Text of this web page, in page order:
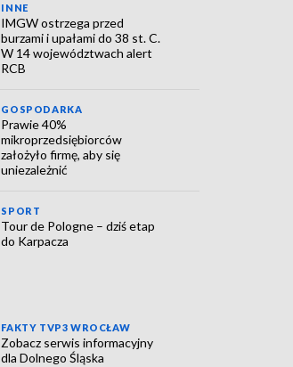
INNE
IMGW ostrzega przed
burzami i upałami do 38 st. C.
W 14 województwach alert
RCB
GOSPODARKA
Prawie 40%
mikroprzedsiębiorców
założyło firmę, aby się
uniezależnić
SPORT
Tour de Pologne – dziś etap
do Karpacza
FAKTY TVP3 WROCŁAW
Zobacz serwis informacyjny
dla Dolnego Śląska